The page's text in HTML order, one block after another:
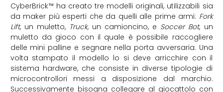
CyberBrick™ ha creato tre modelli originali, utilizzabili sia
da maker più esperti che da quelli alle prime armi: Fork
Lift, un muletto, Truck, un camioncino, e Soccer Bot, un
muletto da gioco con il quale è possibile raccogliere
delle mini palline e segnare nella porta avversaria. Una
volta stampato il modello lo si deve arricchire con il
sistema hardware, che consiste in diverse tipologie di
microcontrollori messi a disposizione dal marchio.
Successivamente bisogna collegare al giocattolo con